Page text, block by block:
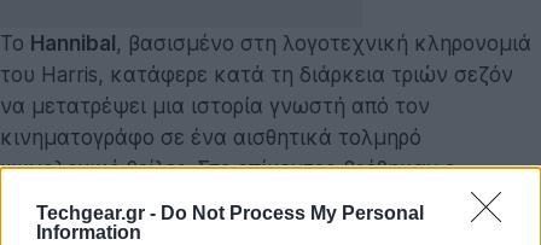
Techgear.gr - Do Not Process My Personal
Information
Το Hannibal, βασισμένο στη λογοτεχνική κληρονομιά
του Harris, κατάφερε κατά τη διάρκεια τριών σεζόν
να μετατρέψει μια ιστορία γνωστή από τον
κινηματογράφο σε ένα αισθητικά τολμηρό
ψυχολογικό θρίλερ. Στο επίκεντρο βρέθηκαν ο
Mikkelsen ως ο ψυχίατρος και δολοφόνος Hannibal
Lecter και ο Dancy ως ο εύθραυστος αλλά ιδιοφυής